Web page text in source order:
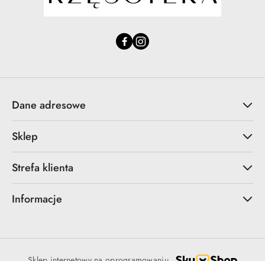
Dane adresowe
Sklep
Strefa klienta
Informacje